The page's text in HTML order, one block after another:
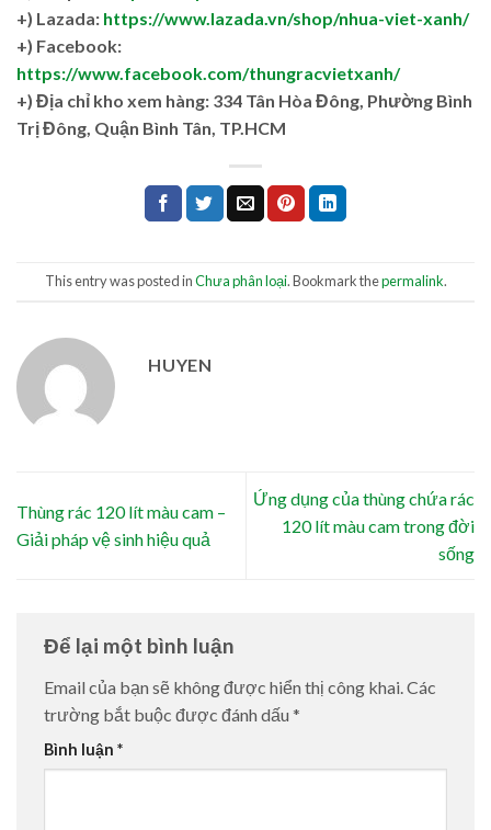
+) Lazada: https://www.lazada.vn/shop/nhua-viet-xanh/
+) Facebook:
https://www.facebook.com/thungracvietxanh/
+) Địa chỉ kho xem hàng: 334 Tân Hòa Đông, Phường Bình
Trị Đông, Quận Bình Tân, TP.HCM
This entry was posted inChưa phân loại. Bookmark thepermalink.
HUYEN
Thùng rác 120 lít màu cam –
Giải pháp vệ sinh hiệu quả
Ứng dụng của thùng chứa rác
120 lít màu cam trong đời
sống
Để lại một bình luận
Email của bạn sẽ không được hiển thị công khai. Các
trường bắt buộc được đánh dấu *
Bình luận *